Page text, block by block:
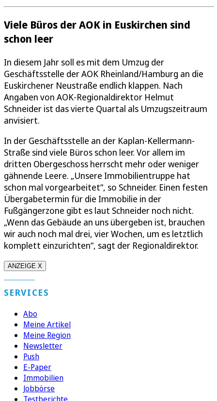
Viele Büros der AOK in Euskirchen sind
schon leer
In diesem Jahr soll es mit dem Umzug der
Geschäftsstelle der AOK Rheinland/Hamburg an die
Euskirchener Neustraße endlich klappen. Nach
Angaben von AOK-Regionaldirektor Helmut
Schneider ist das vierte Quartal als Umzugszeitraum
anvisiert.
In der Geschäftsstelle an der Kaplan-Kellermann-
Straße sind viele Büros schon leer. Vor allem im
dritten Obergeschoss herrscht mehr oder weniger
gähnende Leere. „Unsere Immobilientruppe hat
schon mal vorgearbeitet“, so Schneider. Einen festen
Übergabetermin für die Immobilie in der
Fußgängerzone gibt es laut Schneider noch nicht.
„Wenn das Gebäude an uns übergeben ist, brauchen
wir auch noch mal drei, vier Wochen, um es letztlich
komplett einzurichten“, sagt der Regionaldirektor.
ANZEIGE X
SERVICES
Abo
Meine Artikel
Meine Region
Newsletter
Push
E-Paper
Immobilien
Jobbörse
Testberichte